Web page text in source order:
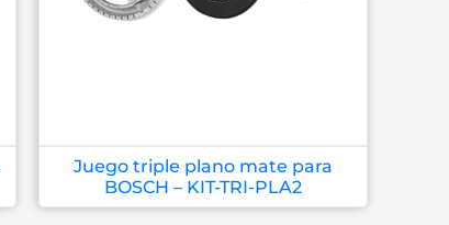
Juego triple plano mate para
BOSCH – KIT-TRI-PLA2